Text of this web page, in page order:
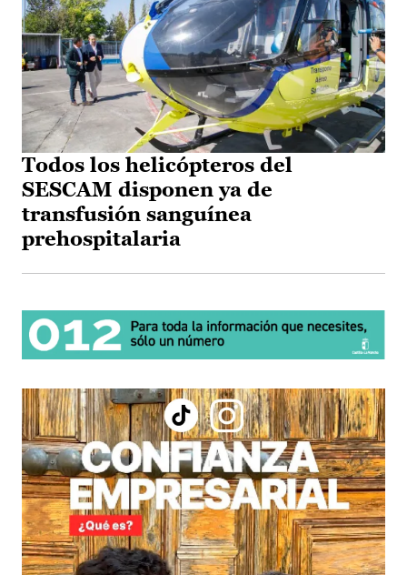
Todos los helicópteros del
SESCAM disponen ya de
transfusión sanguínea
prehospitalaria